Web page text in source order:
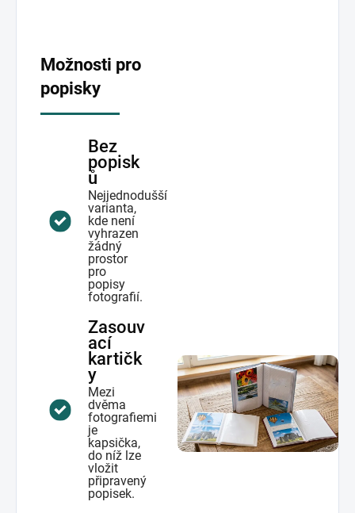
Možnosti pro
popisky
Bez
popisk
ů
Nejjednodušší
varianta,
kde není
vyhrazen
žádný
prostor
pro
popisy
fotografií.
Zasouv
ací
kartičk
y
Mezi
dvěma
fotografiemi
je
kapsička,
do níž lze
vložit
připravený
popisek.